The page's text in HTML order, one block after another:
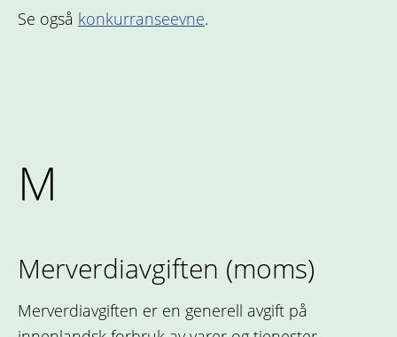
Se også konkurranseevne.
M
Merverdiavgiften (moms)
Merverdiavgiften er en generell avgift på